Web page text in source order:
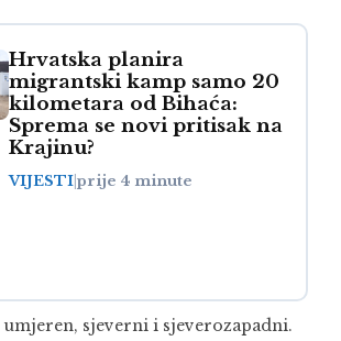
Hrvatska planira
migrantski kamp samo 20
kilometara od Bihaća:
Sprema se novi pritisak na
Krajinu?
VIJESTIprije 4 minute
umjeren, sjeverni i sjeverozapadni.